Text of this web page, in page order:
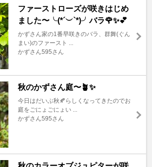
ファーストローズが咲きはじめ
ました〜╰(*´︶`*)╯バラ🌹✨💕
かずさん家の1番早咲きのバラ、群舞(ぐん
まい)のファースト ...
かずさん595さん
秋のかずさん庭〜🪴✨
今日はだいぶ秋🍂らしくなってきたのでお
庭をごにょごにょい ...
かずさん595さん